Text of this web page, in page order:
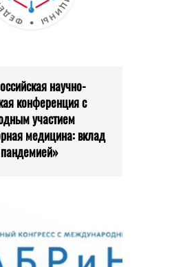
научно-
конференция с
участием
медицина: вклад